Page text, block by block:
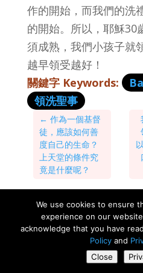
作的開始，而我們的洗
的開始。所以，耶穌30
須成熟，我們小孩子就
越早領受越好！
關鍵字 Keywords:
領洗聖事
← 作為一個基督
徒，應該如何善
度自己的生命？
上天堂的條件究
竟是什麼呢？
Copyright ©《生命恩泉》
All Rights Reserved.
We use cookies to ensure
experience on our
acknowledge that you have
Policyand
Close